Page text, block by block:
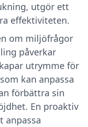
utgör ett
effektiviteten.
om miljöfrågor
påverkar
utrymme för
kan anpassa
förbättra sin
En proaktiv
anpassa